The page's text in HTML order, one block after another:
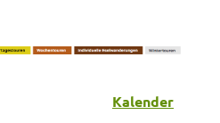
Kalender